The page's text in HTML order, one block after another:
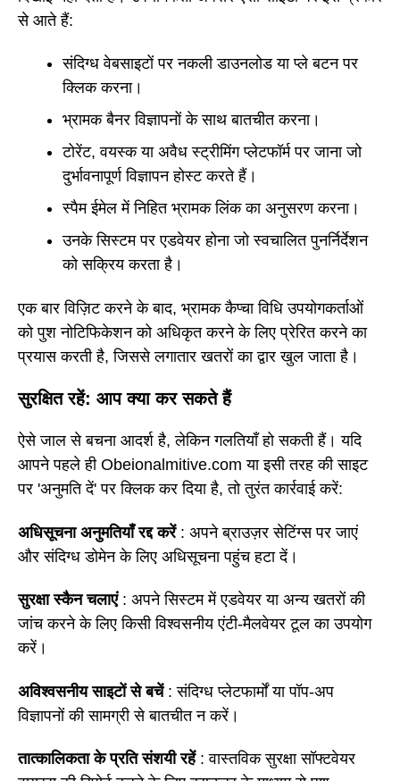
से आते हैं:
संदिग्ध वेबसाइटों पर नकली डाउनलोड या प्ले बटन पर
क्लिक करना।
भ्रामक बैनर विज्ञापनों के साथ बातचीत करना।
टोरेंट, वयस्क या अवैध स्ट्रीमिंग प्लेटफॉर्म पर जाना जो
दुर्भावनापूर्ण विज्ञापन होस्ट करते हैं।
स्पैम ईमेल में निहित भ्रामक लिंक का अनुसरण करना।
उनके सिस्टम पर एडवेयर होना जो स्वचालित पुनर्निर्देशन
को सक्रिय करता है।
एक बार विज़िट करने के बाद, भ्रामक कैप्चा विधि उपयोगकर्ताओं
को पुश नोटिफिकेशन को अधिकृत करने के लिए प्रेरित करने का
प्रयास करती है, जिससे लगातार खतरों का द्वार खुल जाता है।
सुरक्षित रहें: आप क्या कर सकते हैं
ऐसे जाल से बचना आदर्श है, लेकिन गलतियाँ हो सकती हैं। यदि
आपने पहले ही Obeionalmitive.com या इसी तरह की साइट
पर 'अनुमति दें' पर क्लिक कर दिया है, तो तुरंत कार्रवाई करें:
अधिसूचना अनुमतियाँ रद्द करें: अपने ब्राउज़र सेटिंग्स पर जाएं
और संदिग्ध डोमेन के लिए अधिसूचना पहुंच हटा दें।
सुरक्षा स्कैन चलाएं: अपने सिस्टम में एडवेयर या अन्य खतरों की
जांच करने के लिए किसी विश्वसनीय एंटी-मैलवेयर टूल का उपयोग
करें।
अविश्वसनीय साइटों से बचें: संदिग्ध प्लेटफार्मों या पॉप-अप
विज्ञापनों की सामग्री से बातचीत न करें।
तात्कालिकता के प्रति संशयी रहें: वास्तविक सुरक्षा सॉफ्टवेयर